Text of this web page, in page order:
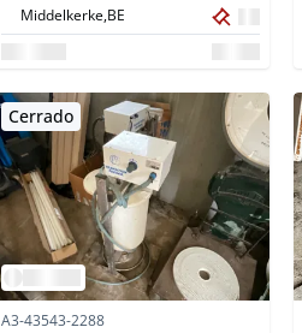
Middelkerke, BE
Cerrado
A3-43543-2288